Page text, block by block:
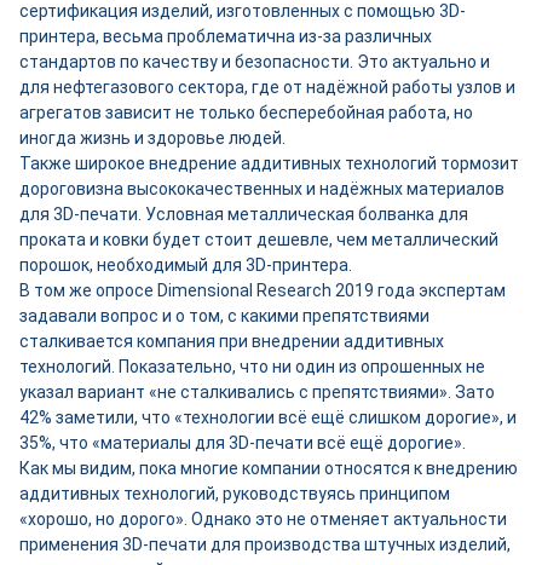
сертификация изделий, изготовленных с помощью 3D-
принтера, весьма проблематична из-за различных
стандартов по качеству и безопасности. Это актуально и
для нефтегазового сектора, где от надёжной работы узлов и
агрегатов зависит не только бесперебойная работа, но
иногда жизнь и здоровье людей.
Также широкое внедрение аддитивных технологий тормозит
дороговизна высококачественных и надёжных материалов
для 3D-печати. Условная металлическая болванка для
проката и ковки будет стоит дешевле, чем металлический
порошок, необходимый для 3D-принтера.
В том же опросе Dimensional Research 2019 года экспертам
задавали вопрос и о том, с какими препятствиями
сталкивается компания при внедрении аддитивных
технологий. Показательно, что ни один из опрошенных не
указал вариант «не сталкивались с препятствиями». Зато
42% заметили, что «технологии всё ещё слишком дорогие», и
35%, что «материалы для 3D-печати всё ещё дорогие».
Как мы видим, пока многие компании относятся к внедрению
аддитивных технологий, руководствуясь принципом
«хорошо, но дорого». Однако это не отменяет актуальности
применения 3D-печати для производства штучных изделий,